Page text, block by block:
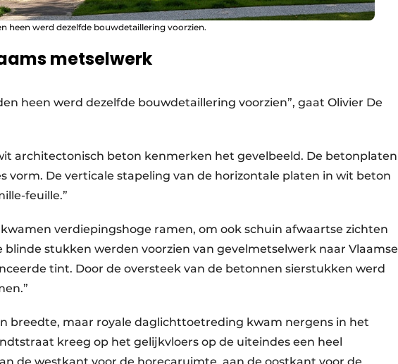
heen werd dezelfde bouwdetaillering voorzien.
metselwerk
heen werd dezelfde bouwdetaillering voorzien”, gaat Olivier De
architectonisch beton kenmerken het gevelbeeld. De betonplaten
vorm. De verticale stapeling van de horizontale platen in wit beton
feuille.”
verdiepingshoge ramen, om ook schuin afwaartse zichten
blinde stukken werden voorzien van gevelmetselwerk naar Vlaamse
tint. Door de oversteek van de betonnen sierstukken werd
breedte, maar royale daglichttoetreding kwam nergens in het
kreeg op het gelijkvloers op de uiteindes een heel